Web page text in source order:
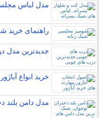
مدل لباس
راهنمای خرید
جدیدترین مدل
خرید انواع آباژور
مدل دامن بلند